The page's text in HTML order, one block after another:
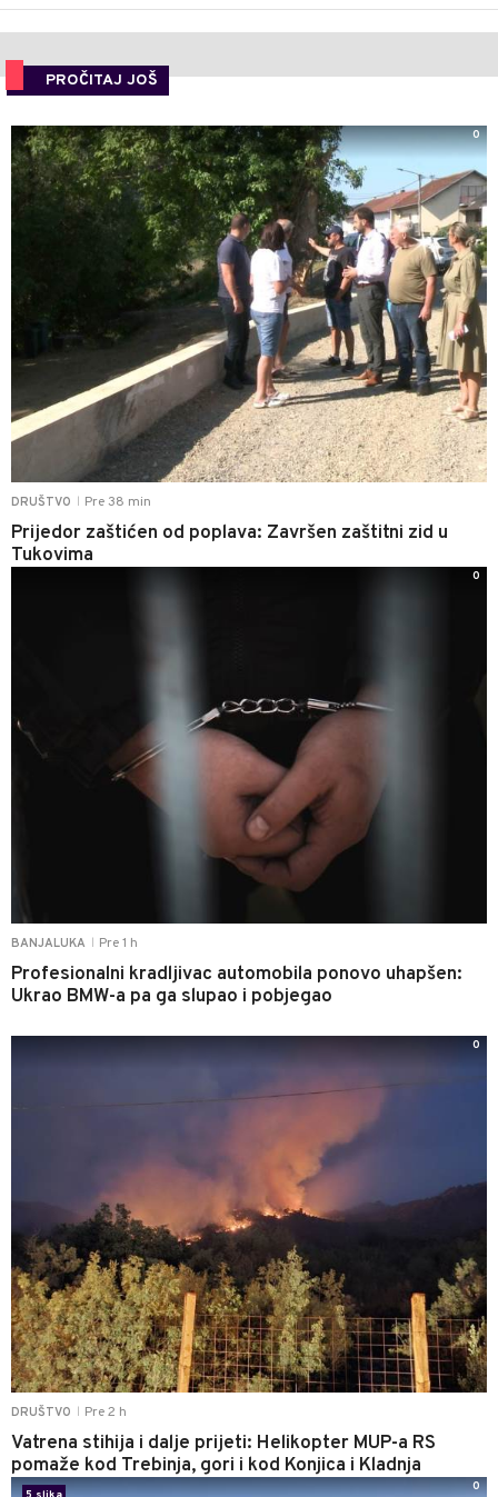
PROČITAJ JOŠ
DRUŠTVO Pre 38 min
Prijedor zaštićen od poplava: Završen zaštitni zid u
Tukovima
0
BANJALUKA Pre 1 h
Profesionalni kradljivac automobila ponovo uhapšen:
Ukrao BMW-a pa ga slupao i pobjegao
0
DRUŠTVO Pre 2 h
Vatrena stihija i dalje prijeti: Helikopter MUP-a RS
pomaže kod Trebinja, gori i kod Konjica i Kladnja
0
0